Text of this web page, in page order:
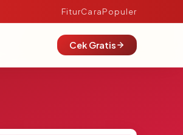
FiturCaraPopuler
Cek Gratis